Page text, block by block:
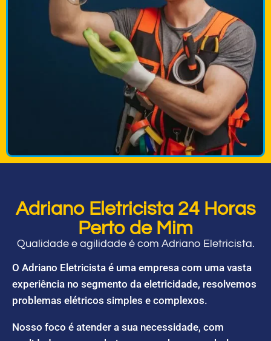
Adriano Eletricista 24 Horas
Perto de Mim
Qualidade e agilidade é com Adriano Eletricista.
O Adriano Eletricista é uma empresa com uma vasta
experiência no segmento da eletricidade, resolvemos
problemas elétricos simples e complexos.
Nosso foco é atender a sua necessidade, com